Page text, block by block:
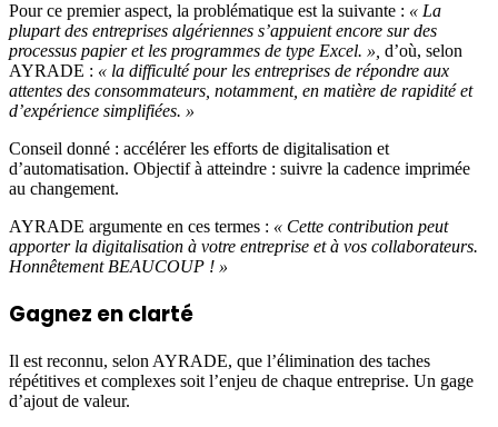
Pour ce premier aspect, la problématique est la suivante : « La
plupart des entreprises algériennes s’appuient encore sur des
processus papier et les programmes de type Excel. », d’où, selon
AYRADE : « la difficulté pour les entreprises de répondre aux
attentes des consommateurs, notamment, en matière de rapidité et
d’expérience simplifiées. »
Conseil donné : accélérer les efforts de digitalisation et
d’automatisation. Objectif à atteindre : suivre la cadence imprimée
au changement.
AYRADE argumente en ces termes : « Cette contribution peut
apporter la digitalisation à votre entreprise et à vos collaborateurs.
Honnêtement BEAUCOUP ! »
Gagnez en clarté
Il est reconnu, selon AYRADE, que l’élimination des taches
répétitives et complexes soit l’enjeu de chaque entreprise. Un gage
d’ajout de valeur.